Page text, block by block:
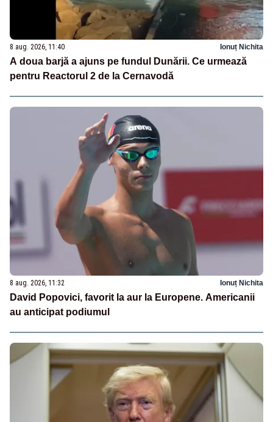
8 aug. 2026, 11:40 Ionuț Nichita
A doua barjă a ajuns pe fundul Dunării. Ce urmează
pentru Reactorul 2 de la Cernavodă
8 aug. 2026, 11:32 Ionuț Nichita
David Popovici, favorit la aur la Europene. Americanii
au anticipat podiumul